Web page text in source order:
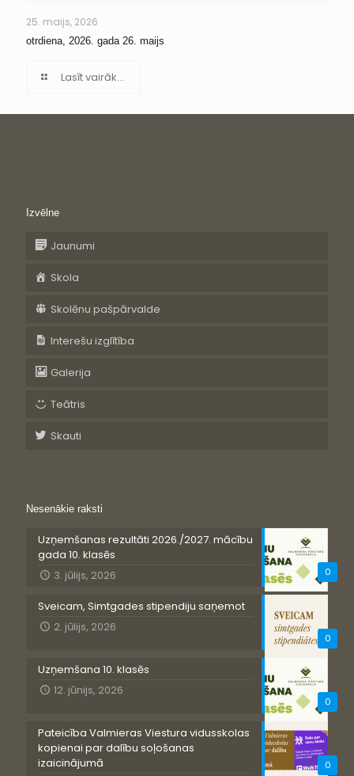
25. maijs, 2026
otrdiena, 2026. gada 26. maijs
Lasīt vairāk...
Izvēlne
Jaunumi
Skola
Skolēnu pašpārvalde
Interešu izglītība
Galerija
Teātris
Skauti
Nesenākie raksti
0
Uzņemšanas rezultāti 2026./2027. mācību
gada 10. klasēs
3. jūlijs, 2026
0
Sveicam, Simtgades stipendiju saņemot
2. jūlijs, 2026
0
Uzņemšana 10. klasēs
12. jūnijs, 2026
0
Pateicība Valmieras Viestura vidusskolas
kopienai par dalību soļošanas
izaicinājumā